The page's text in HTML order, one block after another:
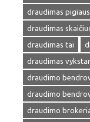
draudimas
draudimas
draudimas tai
draudimas
draudimo
draudimo
draudimo